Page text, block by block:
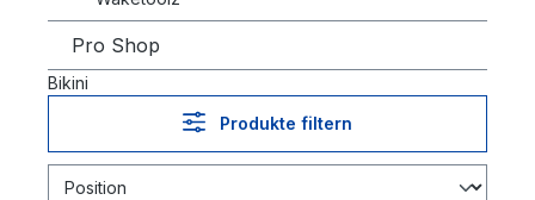
Pro Shop
Bikini
Produkte filtern